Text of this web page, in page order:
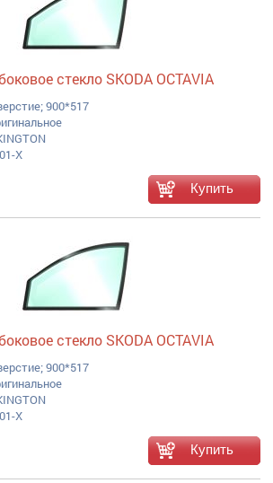
стекло SKODA OCTAVIA
900*517
X
стекло SKODA OCTAVIA
900*517
X